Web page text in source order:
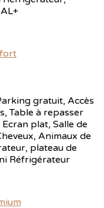
gratuit, Accès
Table à repasser
plat, Salle de
Animaux de
plateau de
Réfrigérateur